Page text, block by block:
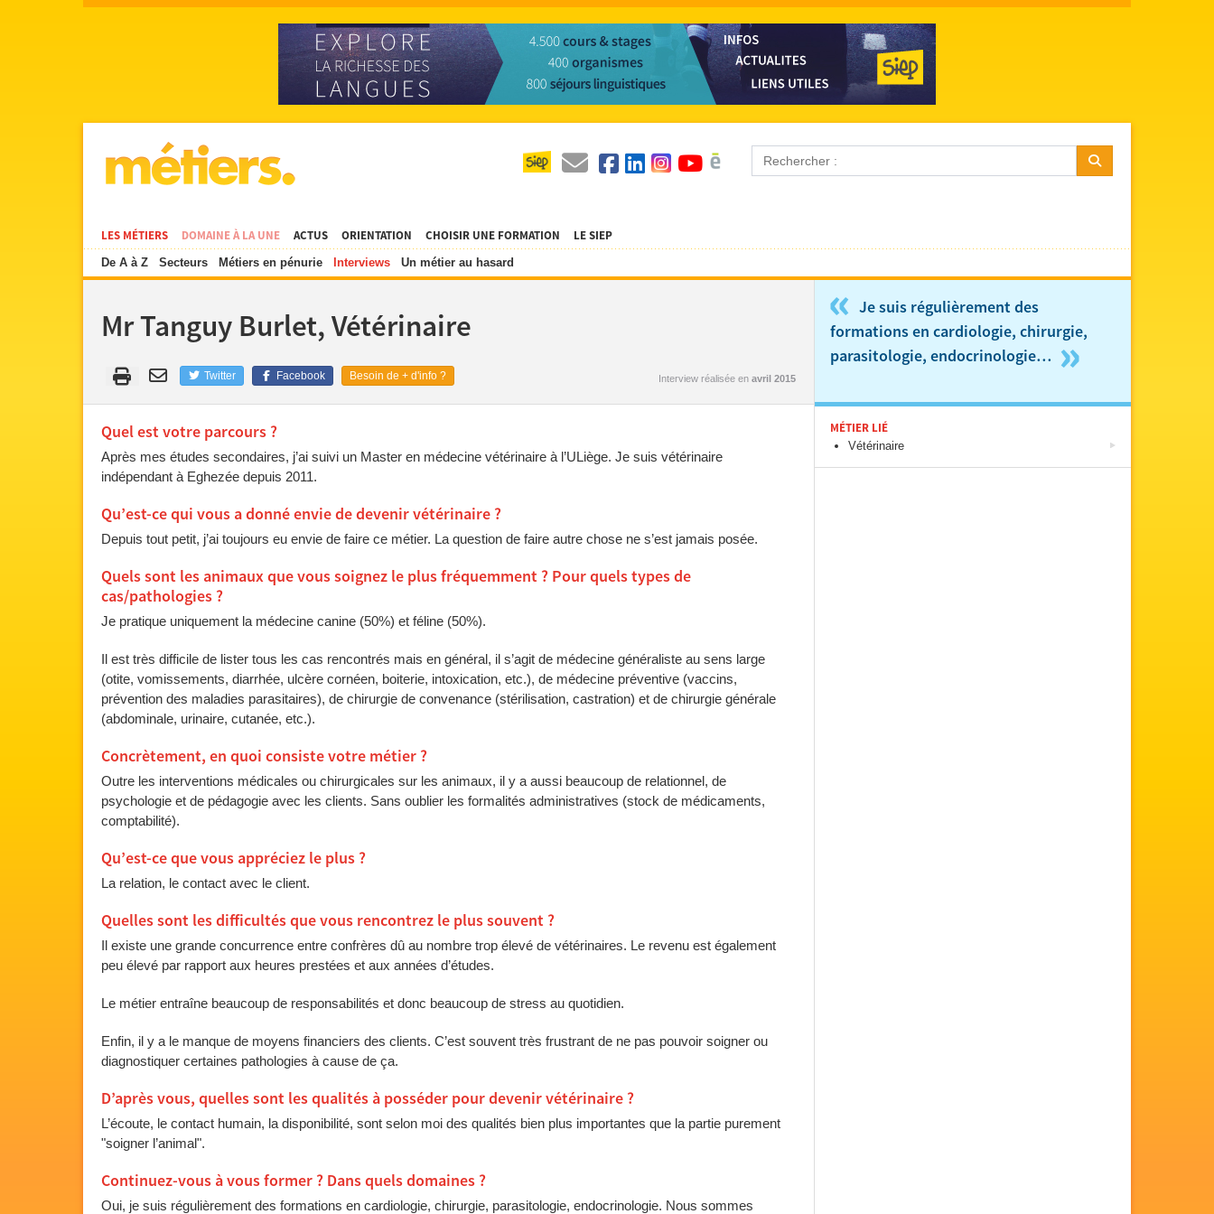
LES MÉTIERS
De A à Z Secteurs Métiers en pénurie Interviews Un métier au hasard
DOMAINE À LA UNE ACTUS ORIENTATION CHOISIR UNE FORMATION LE SIEP
Mr Tanguy Burlet, Vétérinaire
Twitter Facebook Besoin de + d'info ? Interview réalisée en avril 2015
Quel est votre parcours ?
Après mes études secondaires, j’ai suivi un Master en médecine vétérinaire à l’ULiège. Je suis vétérinaire
indépendant à Eghezée depuis 2011.
Qu’est-ce qui vous a donné envie de devenir vétérinaire ?
Depuis tout petit, j’ai toujours eu envie de faire ce métier. La question de faire autre chose ne s’est jamais posée.
Quels sont les animaux que vous soignez le plus fréquemment ? Pour quels types de
cas/pathologies ?
Je pratique uniquement la médecine canine (50%) et féline (50%).
Il est très difficile de lister tous les cas rencontrés mais en général, il s’agit de médecine généraliste au sens large
(otite, vomissements, diarrhée, ulcère cornéen, boiterie, intoxication, etc.), de médecine préventive (vaccins,
prévention des maladies parasitaires), de chirurgie de convenance (stérilisation, castration) et de chirurgie générale
(abdominale, urinaire, cutanée, etc.).
Concrètement, en quoi consiste votre métier ?
Outre les interventions médicales ou chirurgicales sur les animaux, il y a aussi beaucoup de relationnel, de
psychologie et de pédagogie avec les clients. Sans oublier les formalités administratives (stock de médicaments,
comptabilité).
Qu’est-ce que vous appréciez le plus ?
La relation, le contact avec le client.
Quelles sont les difficultés que vous rencontrez le plus souvent ?
Il existe une grande concurrence entre confrères dû au nombre trop élevé de vétérinaires. Le revenu est également
peu élevé par rapport aux heures prestées et aux années d’études.
Le métier entraîne beaucoup de responsabilités et donc beaucoup de stress au quotidien.
Enfin, il y a le manque de moyens financiers des clients. C’est souvent très frustrant de ne pas pouvoir soigner ou
diagnostiquer certaines pathologies à cause de ça.
D’après vous, quelles sont les qualités à posséder pour devenir vétérinaire ?
L’écoute, le contact humain, la disponibilité, sont selon moi des qualités bien plus importantes que la partie purement
"soigner l’animal".
Continuez-vous à vous former ? Dans quels domaines ?
Oui, je suis régulièrement des formations en cardiologie, chirurgie, parasitologie, endocrinologie. Nous sommes
« Je suis régulièrement des
formations en cardiologie, chirurgie,
parasitologie, endocrinologie… »
MÉTIER LIÉ
Vétérinaire